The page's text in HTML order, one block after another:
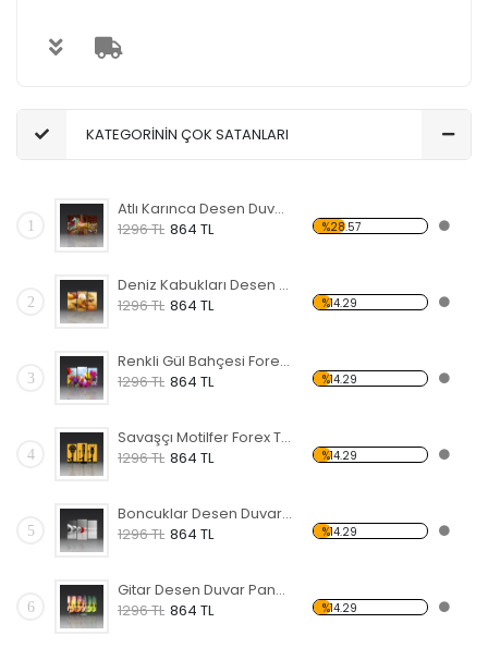
KATEGORİNİN ÇOK SATANLARI
1
Atlı Karınca Desen Duvar Panosu
1296 TL 864 TL %28.57
2
Deniz Kabukları Desen Duvar Panosu
1296 TL 864 TL %14.29
3
Renkli Gül Bahçesi Forex Tablo
1296 TL 864 TL %14.29
4
Savaşçı Motilfer Forex Tablo
1296 TL 864 TL %14.29
5
Boncuklar Desen Duvar Panosu
1296 TL 864 TL %14.29
6
Gitar Desen Duvar Panosu
1296 TL 864 TL %14.29